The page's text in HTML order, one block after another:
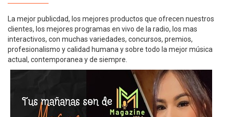
La mejor publicdad, los mejores productos que ofrecen nuestros
clientes, los mejores programas en vivo de la radio, los mas
interactivos, con muchas variedades, concursos, premios,
profesionalismo y calidad humana y sobre todo la mejor música
actual, contemporanea y de siempre.